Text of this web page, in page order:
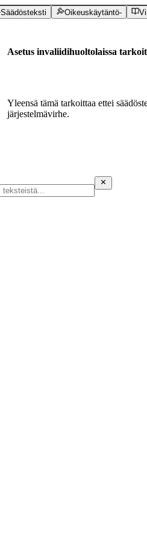
Säädösteksti Oikeuskäytäntö-
Asetus invaliidihuoltolaissa
Yleensä tämä tarkoittaa ettei
järjestelmävirhe.